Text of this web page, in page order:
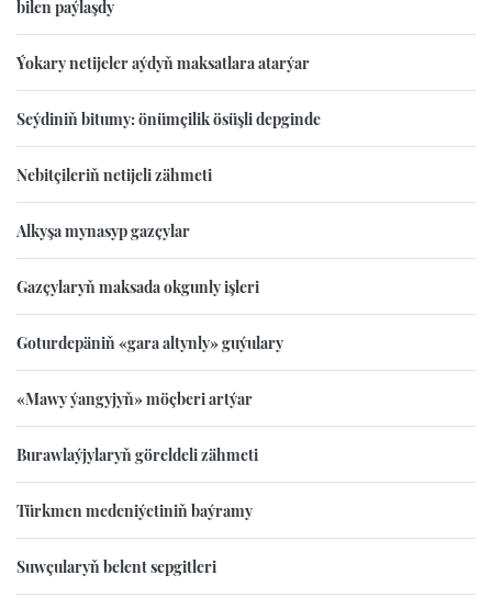
bilen paýlaşdy
Ýokary netijeler aýdyň maksatlara atarýar
Seýdiniň bitumy: önümçilik ösüşli depginde
Nebitçileriň netijeli zähmeti
Alkyşa mynasyp gazçylar
Gazçylaryň maksada okgunly işleri
Goturdepäniň «gara altynly» guýulary
«Mawy ýangyjyň» möçberi artýar
Burawlaýjylaryň göreldeli zähmeti
Türkmen medeniýetiniň baýramy
Suwçularyň belent sepgitleri